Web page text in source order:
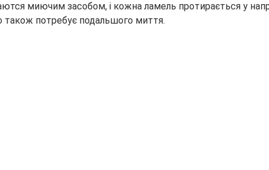
миючим засобом, і кожна ламель протирається у
також потребує подальшого миття.